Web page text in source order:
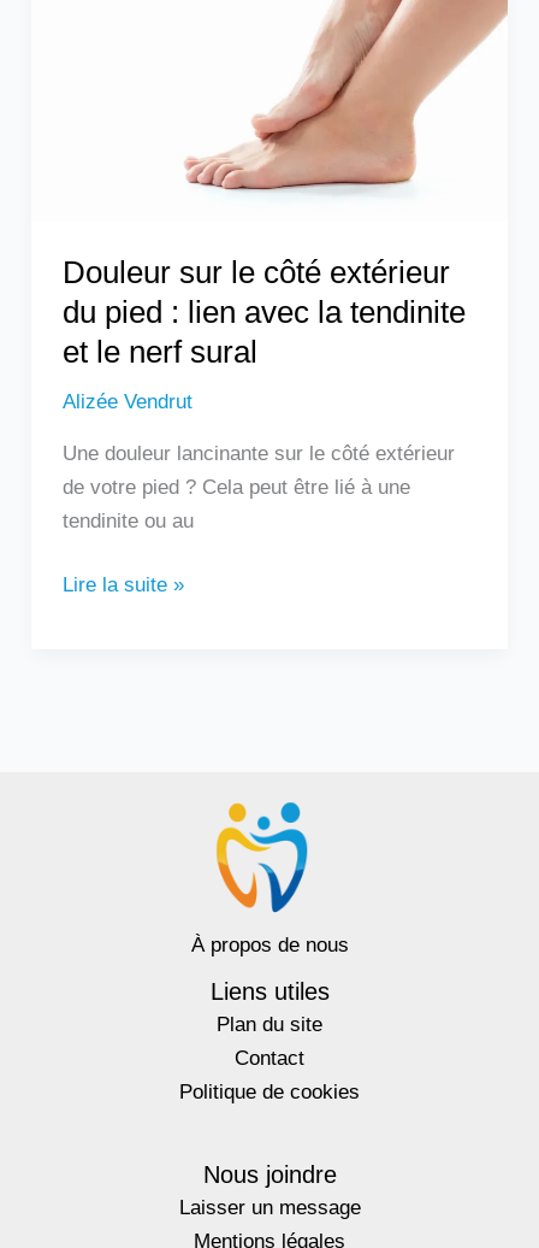
Douleur sur le côté extérieur
du pied : lien avec la tendinite
et le nerf sural
Alizée Vendrut
Une douleur lancinante sur le côté extérieur
de votre pied ? Cela peut être lié à une
tendinite ou au
la
tendinite
et
le
nerf
Lire la suite »
À propos de nous
Liens utiles
Plan du site
Contact
Politique de cookies
Nous joindre
Laisser un message
Mentions légales